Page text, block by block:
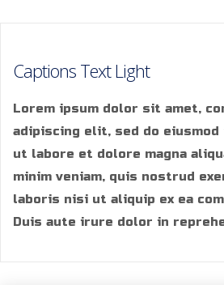
Captions Text Light
Lorem ipsum dolor sit amet,
adipiscing elit, sed do
ut labore et dolore magna
minim veniam, quis nostrud
laboris nisi ut aliquip ex ea
Duis aute irure dolor in